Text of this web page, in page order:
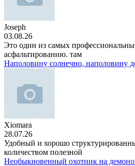
Joseph
03.08.26
Это один из самых
асфальтированию. там
Наполовину солнечно, наполовину
Xiomara
28.07.26
Удобный и хорошо
количеством полезной
Необыкновенный охотник на